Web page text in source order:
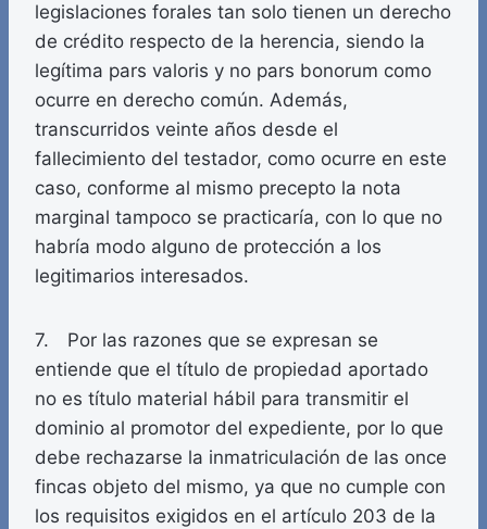
legislaciones forales tan solo tienen un derecho
de crédito respecto de la herencia, siendo la
legítima pars valoris y no pars bonorum como
ocurre en derecho común. Además,
transcurridos veinte años desde el
fallecimiento del testador, como ocurre en este
caso, conforme al mismo precepto la nota
marginal tampoco se practicaría, con lo que no
habría modo alguno de protección a los
legitimarios interesados.
7. Por las razones que se expresan se
entiende que el título de propiedad aportado
no es título material hábil para transmitir el
dominio al promotor del expediente, por lo que
debe rechazarse la inmatriculación de las once
fincas objeto del mismo, ya que no cumple con
los requisitos exigidos en el artículo 203 de la